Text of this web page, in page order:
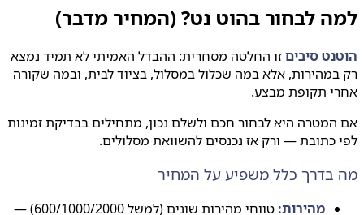
לבחור בהוט נט? (המחיר מדבר)
סיביםזו החלטה מסחרית: ההבדל האמיתי לא תמיד נמצא
אלא במה שכלול במסלול, בציוד לבית, ובמה שקורה
תקופת מבצע.
היא לבחור חכם ולשלם נכון, מתחילים בבדיקת זמינות
כתובת — ורק אז נכנסים להשוואת מסלולים.
כלל משפיע על המחיר
מהירות:
טווחי מהירות שונים (למשל 600/1000/2000) —